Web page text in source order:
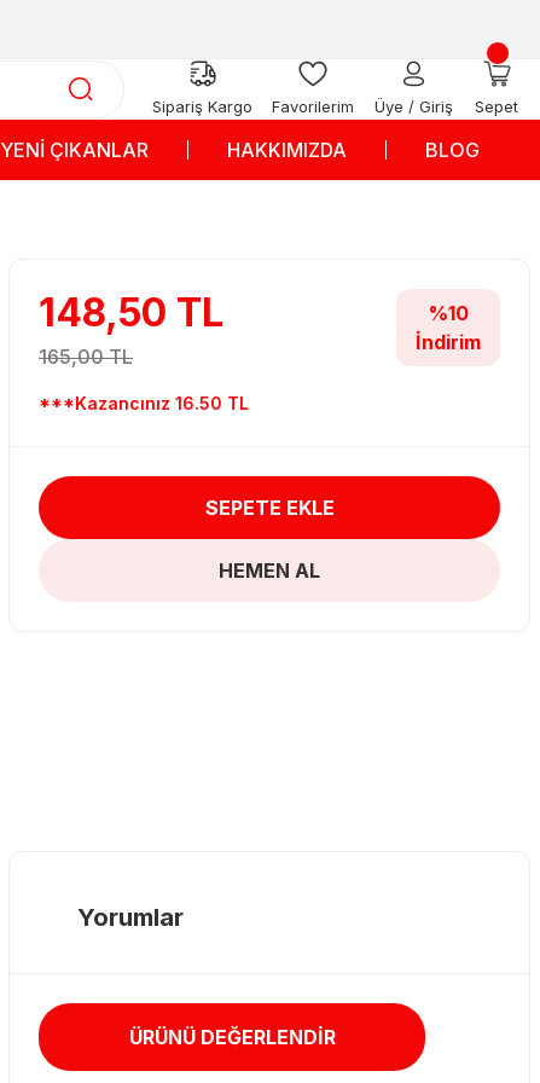
Sipariş Kargo Favorilerim Üye / Giriş Sepet
YENİ ÇIKANLAR HAKKIMIZDA BLOG
148,50 TL
165,00 TL
***Kazancınız 16.50 TL
%10
İndirim
SEPETE EKLE
HEMEN AL
Yorumlar
ÜRÜNÜ DEĞERLENDİR